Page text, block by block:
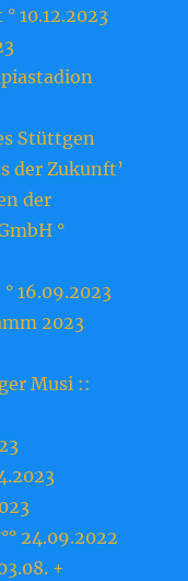
10.12.2023
Stüttgen
der Zukunft’
der
°
16.09.2023
2023
Musi ::
24.09.2022
+